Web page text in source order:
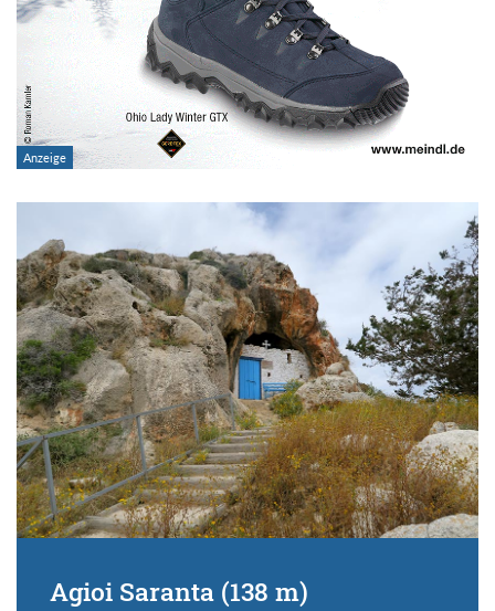
Agioi Saranta (138 m)